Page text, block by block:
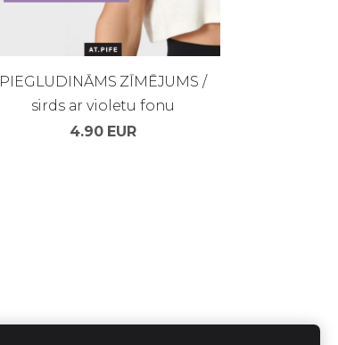
PIEGLUDINĀMS ZĪMĒJUMS /
sirds ar violetu fonu
4.90 EUR